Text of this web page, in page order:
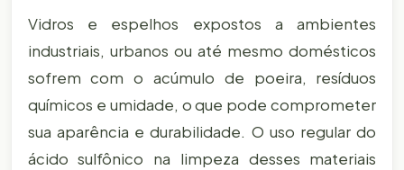
Vidros e espelhos expostos a ambientes
industriais, urbanos ou até mesmo domésticos
sofrem com o acúmulo de poeira, resíduos
químicos e umidade, o que pode comprometer
sua aparência e durabilidade. O uso regular do
ácido sulfônico na limpeza desses materiais